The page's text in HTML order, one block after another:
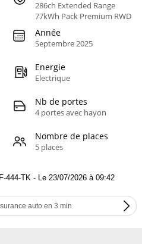
286ch Extended Range
77kWh Pack Premium RWD
Année
Septembre 2025
Energie
Electrique
Nb de portes
4 portes avec hayon
Nombre de places
5 places
444-TK - Le 23/07/2026 à 09:42
auto en 3 min